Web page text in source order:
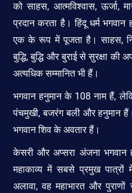
को साहस, आत्मविश्वास, ऊर्जा,
प्रदान करता है। हिंदू धर्म
एक के रूप में पूजता है। साहस,
बुद्धि, बुद्धि और बुराई से सुरक्षा की
अत्यधिक सम्मानित भी हैं।
भगवान हनुमान के 108 नाम हैं,
पंचमुखी, बजरंग बली और हनुमान
भगवान शिव के अवतार हैं।
केसरी और अप्सरा अंजना भगवान
महाकाव्य में सबसे प्रमुख
अलावा, वह महाभारत और